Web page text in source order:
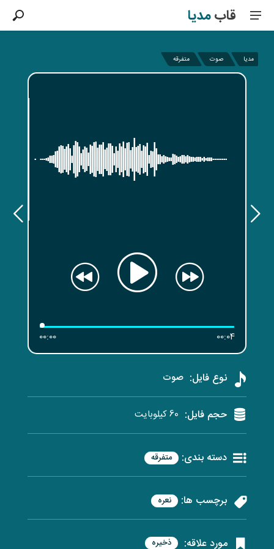
قابمدیا
مدیا صوت متفرقه
00:00 00:04
نوع فایل: صوت
حجم فایل: 60 کیلوبایت
دسته بندی: متفرقه
برچسب ها: نعره
مورد علاقه: ذخیره